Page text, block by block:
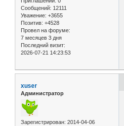
Сообщений: 12111
Уважение: +3655
Позитив: +4528
Провел на форуме:
7 месяцев 3 дня
Последний визит:
2026-07-21 14:23:53
xuser
Администратор
Зарегистрирован: 2014-04-06